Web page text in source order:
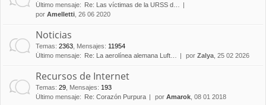
Último mensaje:
Re: Las víctimas de la URSS d…
por Amelletti , 26 06 2020
Noticias
Temas: 2363 Mensajes: 11954
Último mensaje:
Re: La aerolínea alemana Luft… por Zalya , 25 02 2026
Recursos de Internet
Temas: 29 Mensajes: 193
Último mensaje:
Re: Corazón Purpura por Amarok , 08 01 2018